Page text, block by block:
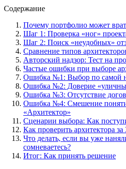
Содержание
Почему портфолио может
Шаг 1: Проверка «ног»
Шаг 2: Поиск «неудобных»
Сравнение типов
Авторский надзор: Тест на
Частые ошибки при выборе
Ошибка №1: Выбор по самой
Ошибка №2: Доверие
Ошибка №3: Отсутствие
Ошибка №4: Смешение
«Архитектор»
Сценарии выбора: Как
Как проверить архитектора
Что делать, если вы уже
сомневаетесь?
Итог: Как принять решение